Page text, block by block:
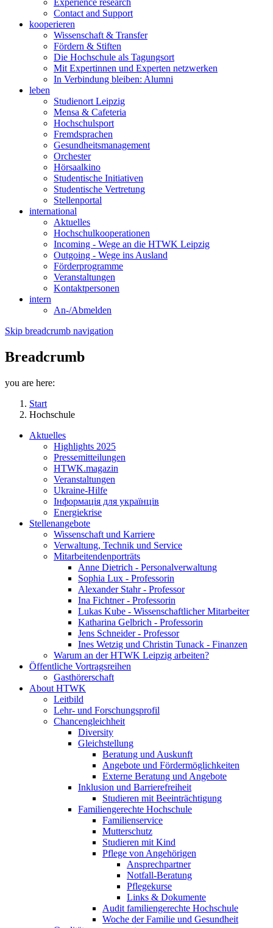
Experience research
Contact and Support
kooperieren
Wissenschaft & Transfer
Fördern & Stiften
Die Hochschule als Tagungsort
Mit Expertinnen und Experten netzwerken
In Verbindung bleiben: Alumni
leben
Studienort Leipzig
Mensa & Cafeteria
Hochschulsport
Fremdsprachen
Gesundheitsmanagement
Orchester
Hörsaalkino
Studentische Initiativen
Studentische Vertretung
Stellenportal
international
Aktuelles
Hochschulkooperationen
Incoming - Wege an die HTWK Leipzig
Outgoing - Wege ins Ausland
Förderprogramme
Veranstaltungen
Kontaktpersonen
intern
An-/Abmelden
Skip breadcrumb navigation
Breadcrumb
you are here:
Start
Hochschule
Aktuelles
Highlights 2025
Pressemitteilungen
HTWK.magazin
Veranstaltungen
Ukraine-Hilfe
Інформація для українців
Energiekrise
Stellenangebote
Wissenschaft und Karriere
Verwaltung, Technik und Service
Mitarbeitendenporträts
Anne Dietrich - Personalverwaltung
Sophia Lux - Professorin
Alexander Stahr - Professor
Ina Fichtner - Professorin
Lukas Kube - Wissenschaftlicher Mitarbeiter
Katharina Gelbrich - Professorin
Jens Schneider - Professor
Ines Wetzig und Christin Tunack - Finanzen
Warum an der HTWK Leipzig arbeiten?
Öffentliche Vortragsreihen
Gasthörerschaft
About HTWK
Leitbild
Lehr- und Forschungsprofil
Chancengleichheit
Diversity
Gleichstellung
Beratung und Auskunft
Angebote und Fördermöglichkeiten
Externe Beratung und Angebote
Inklusion und Barrierefreiheit
Studieren mit Beeinträchtigung
Familiengerechte Hochschule
Familienservice
Mutterschutz
Studieren mit Kind
Pflege von Angehörigen
Ansprechpartner
Notfall-Beratung
Pflegekurse
Links & Dokumente
Audit familiengerechte Hochschule
Woche der Familie und Gesundheit